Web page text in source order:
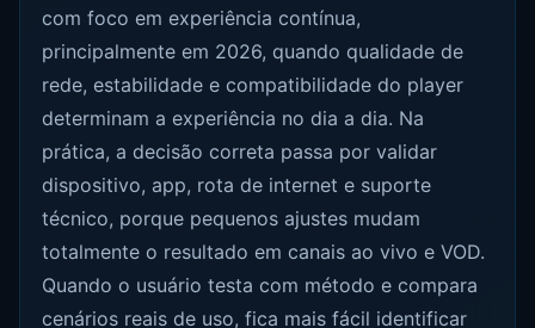
com foco em experiência contínua,
principalmente em 2026, quando qualidade de
rede, estabilidade e compatibilidade do player
determinam a experiência no dia a dia. Na
prática, a decisão correta passa por validar
dispositivo, app, rota de internet e suporte
técnico, porque pequenos ajustes mudam
totalmente o resultado em canais ao vivo e VOD.
Quando o usuário testa com método e compara
cenários reais de uso, fica mais fácil identificar